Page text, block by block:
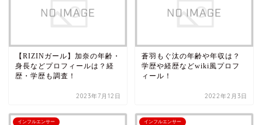
【RIZINガール】加奈の年齢・
身長などプロフィールは？経
歴・学歴も調査！
2023年7月12日
蒼羽もぐ汰の年齢や年収は？
学歴や経歴などwiki風プロフ
ィール！
2022年2月3日
インフルエンサー インフルエンサー